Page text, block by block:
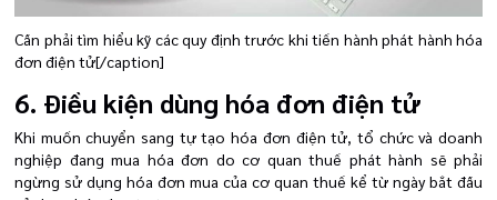
Cần phải tìm hiểu kỹ các quy định trước khi tiến hành phát hành hóa
đơn điện tử[/caption]
6. Điều kiện dùng hóa đơn điện tử
Khi muốn chuyển sang tự tạo hóa đơn điện tử, tổ chức và doanh
nghiệp đang mua hóa đơn do cơ quan thuế phát hành sẽ phải
ngừng sử dụng hóa đơn mua của cơ quan thuế kể từ ngày bắt đầu